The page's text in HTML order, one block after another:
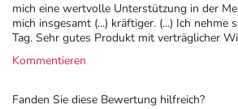
mich eine wertvolle Unterstützung in der
mich insgesamt (...) kräftiger. (...) Ich nehme
Tag. Sehr gutes Produkt mit verträglicher
Kommentieren
Fanden Sie diese Bewertung hilfreich?